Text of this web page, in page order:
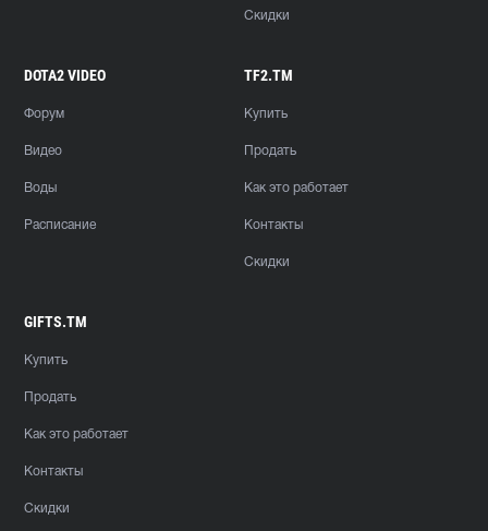
Скидки
DOTA2 VIDEO
Форум
Видео
Воды
Расписание
TF2.TM
Купить
Продать
Как это работает
Контакты
Скидки
GIFTS.TM
Купить
Продать
Как это работает
Контакты
Скидки